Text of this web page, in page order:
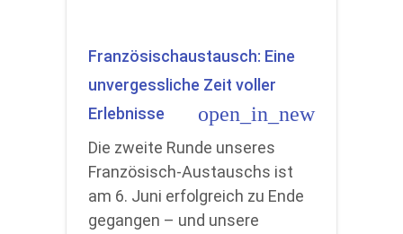
Französischaustausch: Eine
unvergessliche Zeit voller
Erlebnisse
open_in_new
Die zweite Runde unseres
Französisch-Austauschs ist
am 6. Juni erfolgreich zu Ende
gegangen – und unsere